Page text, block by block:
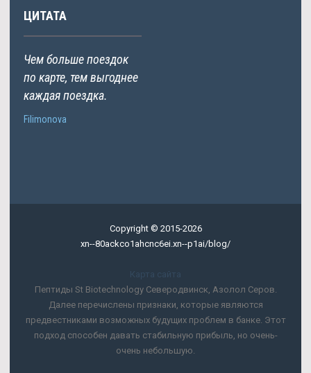
ЦИТАТА
Чем больше поездок
по карте, тем выгоднее
каждая поездка.
Filimonova
Copyright © 2015-2026
xn--80ackco1ahcnc6ei.xn--p1ai/blog/
Карта сайта
Пептиды St Biotechnology Северодвинск, Азолол Серов.
Далее перечислены признаки, которые являются
предвестниками возможных будущих проблем в банке. Этот
подход способен давать стабильную прибыль, но очень-
очень небольшую.